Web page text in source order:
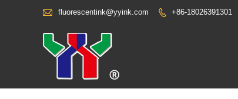
 fluorescentink@yyink.com  +86-18026391301